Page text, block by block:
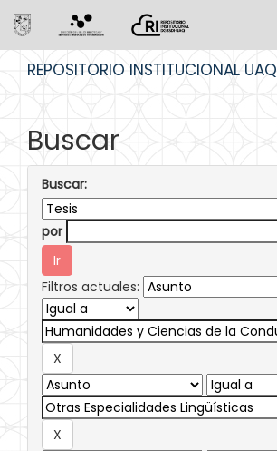
REPOSITORIO INSTITUCIONAL UAQ
Buscar
Buscar:
por
Filtros actuales: